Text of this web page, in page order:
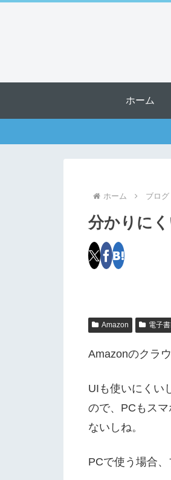
ホーム
ホーム ブログ
分かりに
Amazon 電子
Amazonのクラ
UIも使いにくい
ので、PCもス
ないしね。
PCで使う場合